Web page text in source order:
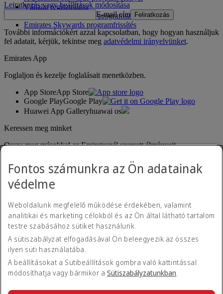
Vállalat regisztrálása
Az Emirates Skywards programszabályzata
Emirates Skywards programfrissítés
Leiratkozás vagy beállítások módosítása
E-mail cím Feliratkozás
További információkért azzal kapcsolatban, hogy hogyan használjuk
fel adatait, kérjük, tekintse meg adatvédelmi irányelvünket.
Emirates App
Foglaljon és kezelje foglalásait menetközben.
App StoreApp Store
Google PlayGoogle Play
Huawei App Galleryhuawai os
Keressen meg minket
Ossza meg másokkal az Emiratesnél szerzett élményeit.
Hozzáférhetőségi nyilatkozat
Kapcsolat
Adatvédelmi irányelvek
Felhasználási feltételek
Cookie-szabályzat
Kiberbiztonság
Fontos számunkra az Ön adatainak
védelme
Weboldalunk megfelelő működése érdekében, valamint
analitikai és marketing célokból és az Ön által látható tartalom
testre szabásához sütiket használunk.
A sütiszabályzat elfogadásával Ön beleegyezik az összes
ilyen süti használatába.
A beállításokat a Sütibeállítások gombra való kattintással
módosíthatja vagy bármikor aSütiszabályzatunkban.